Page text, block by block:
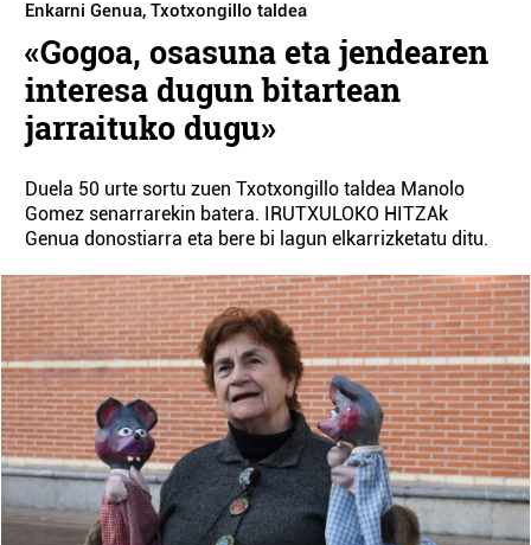
Enkarni Genua, Txotxongillo taldea
«Gogoa, osasuna eta jendearen
interesa dugun bitartean
jarraituko dugu»
Duela 50 urte sortu zuen Txotxongillo taldea Manolo
Gomez senarrarekin batera. IRUTXULOKO HITZAk
Genua donostiarra eta bere bi lagun elkarrizketatu ditu.